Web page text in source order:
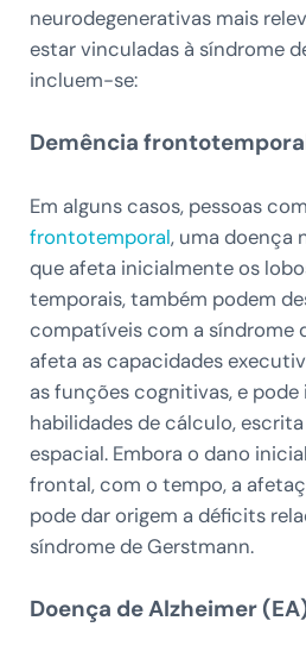
neurodegenerativas mais
estar vinculadas à síndrome
incluem-se:
Demência
Em alguns casos, pessoas com
frontotemporal, uma doença
que afeta inicialmente os
temporais, também podem
compatíveis com a síndrome
afeta as capacidades
as funções cognitivas, e
habilidades de cálculo,
espacial. Embora o dano
frontal, com o tempo, a
pode dar origem a déficits
síndrome de Gerstmann.
Doença de Alzheimer